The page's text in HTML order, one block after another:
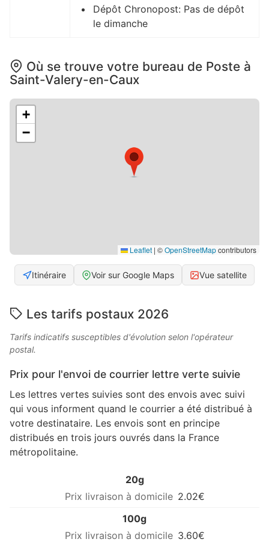
Dépôt Chronopost: Pas de dépôt
le dimanche
Où se trouve votre bureau de Poste à
Saint-Valery-en-Caux
+
−
Leaflet | ©OpenStreetMapcontributors
Itinéraire Voir sur Google Maps Vue satellite
Les tarifs postaux 2026
Tarifs indicatifs susceptibles d'évolution selon l'opérateur
postal.
Prix pour l'envoi de courrier lettre verte suivie
Les lettres vertes suivies sont des envois avec suivi
qui vous informent quand le courrier a été distribué à
votre destinataire. Les envois sont en principe
distribués en trois jours ouvrés dans la France
métropolitaine.
20g
2.02€
100g
3.60€